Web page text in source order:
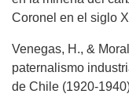
Coronel en el siglo
Venegas, H., &
paternalismo
de Chile (1920-